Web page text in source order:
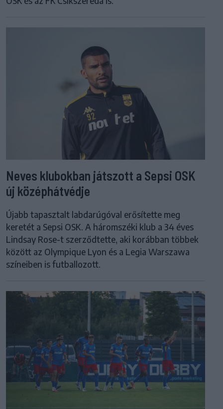
Neves klubokban játszott a Sepsi OSK
új középhátvédje
Újabb tapasztalt labdarúgóval erősítette meg
keretét a Sepsi OSK. A háromszéki klub a 34 éves
Lindsay Rose-t szerződtette, aki korábban többek
között az Olympique Lyon és a Legia Warszawa
színeiben is futballozott.